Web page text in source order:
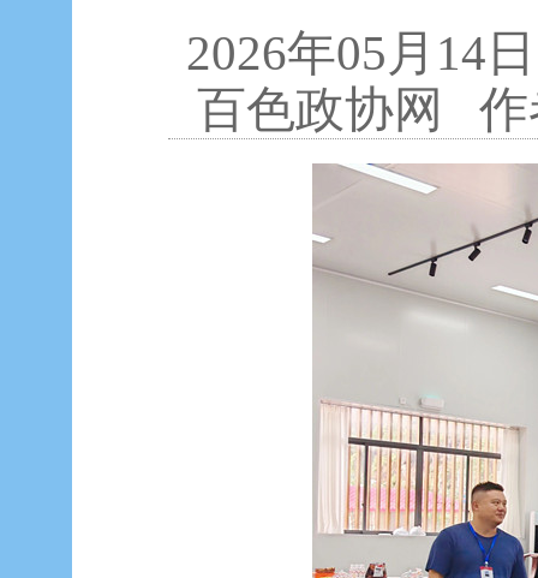
2026年05月14
百色政协网
作